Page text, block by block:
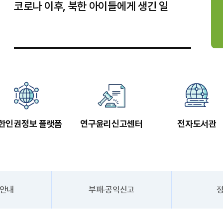
코로나 이후, 북한 아이들에게 생긴 일
인권정보 플랫폼 연구윤리신고센터 전자도서관
내 부패·공익신고